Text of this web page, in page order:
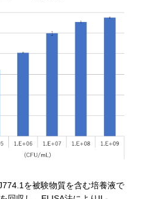
を被験物質を含む培養液で